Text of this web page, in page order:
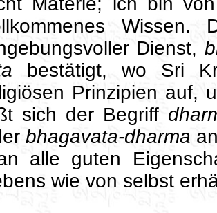
Dienst,
bestätigt, wo Sri
Prinzipien auf,
sich der Begriff
bhagavata-dharma
alle guten
wie von selbst